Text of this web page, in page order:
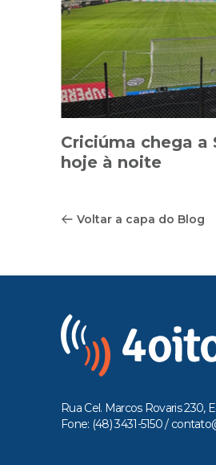
Criciúma chega a
hoje à noite
Voltar a capa do Blog
Rua Cel. Marcos Rovaris 230,
Fone: (48) 3431-5150 /